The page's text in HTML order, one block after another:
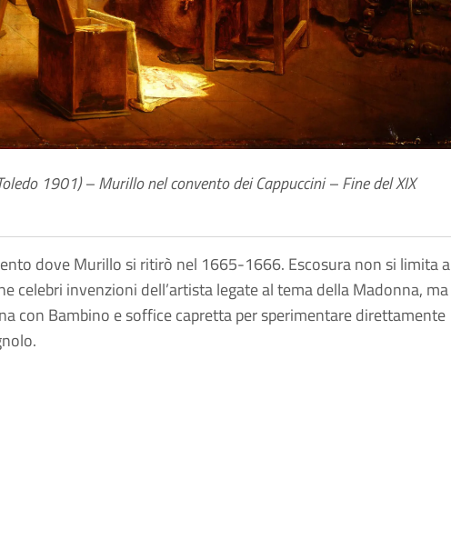
1901) – Murillo nel convento dei Cappuccini – Fine del XIX
dove Murillo si ritirò nel 1665-1666. Escosura non si limita a
celebri invenzioni dell’artista legate al tema della Madonna, ma
con Bambino e soffice capretta per sperimentare direttamente